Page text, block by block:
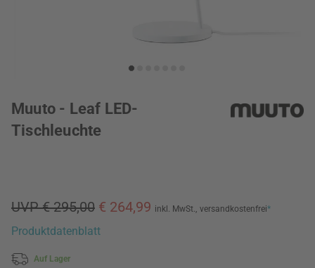
Muuto - Leaf LED-
Tischleuchte
UVP € 295,00 € 264,99 inkl. MwSt., versandkostenfrei*
Produktdatenblatt
Auf Lager